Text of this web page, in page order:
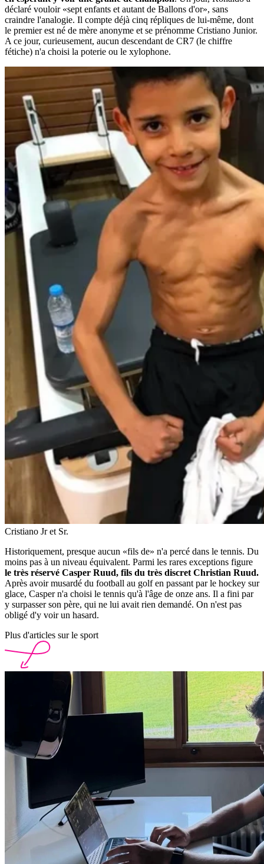
déclaré vouloir «sept enfants et autant de Ballons d'or», sans
craindre l'analogie. Il compte déjà cinq répliques de lui-même, dont
le premier est né de mère anonyme et se prénomme Cristiano Junior.
A ce jour, curieusement, aucun descendant de CR7 (le chiffre
fétiche) n'a choisi la poterie ou le xylophone.
Cristiano Jr et Sr.
Historiquement, presque aucun «fils de» n'a percé dans le tennis. Du
moins pas à un niveau équivalent. Parmi les rares exceptions figure
le très réservé Casper Ruud, fils du très discret Christian Ruud.
Après avoir musardé du football au golf en passant par le hockey sur
glace, Casper n'a choisi le tennis qu'à l'âge de onze ans. Il a fini par
y surpasser son père, qui ne lui avait rien demandé. On n'est pas
obligé d'y voir un hasard.
Plus d'articles sur le sport